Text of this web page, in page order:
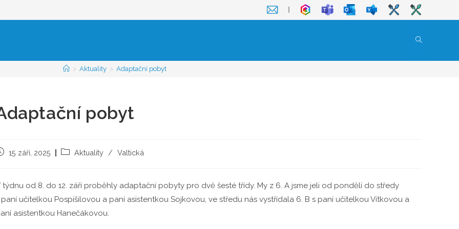
Toggle
> Aktuality > Adaptační pobyt
pobyt
15 září, 2025
RubrikyAktuality / Valtická
týdnu od 8. do 12. září proběhly adaptační pobyty pro dvě šesté třídy. My z 6. A jsme jeli od pondělí do středy
paní učitelkou Pospíšilovou a paní asistentkou Sojkovou, ve středu nás vystřídala 6. B s paní učitelkou Vítkovou a
asistentkou Hanečákovou.